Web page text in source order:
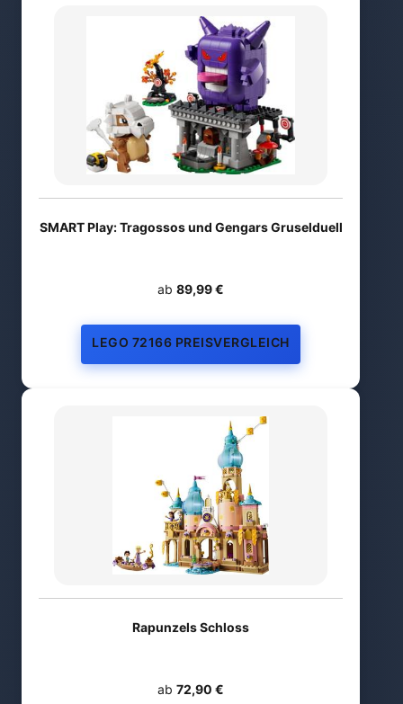
SMART Play: Tragossos und Gengars Gruselduell
ab 89,99 €
LEGO 72166 PREISVERGLEICH
Rapunzels Schloss
ab 72,90 €